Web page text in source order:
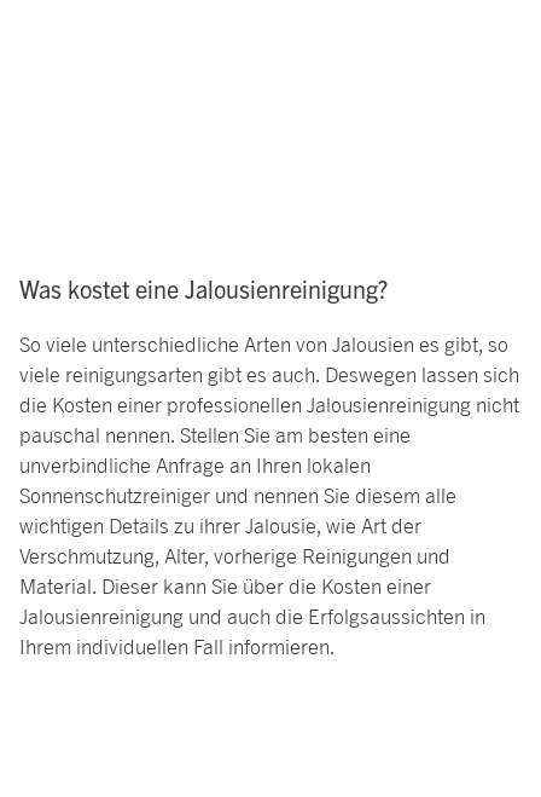
Was kostet eine Jalousienreinigung?
So viele unterschiedliche Arten von Jalousien es gibt, so
viele reinigungsarten gibt es auch. Deswegen lassen sich
die Kosten einer professionellen Jalousienreinigung nicht
pauschal nennen. Stellen Sie am besten eine
unverbindliche Anfrage an Ihren lokalen
Sonnenschutzreiniger und nennen Sie diesem alle
wichtigen Details zu ihrer Jalousie, wie Art der
Verschmutzung, Alter, vorherige Reinigungen und
Material. Dieser kann Sie über die Kosten einer
Jalousienreinigung und auch die Erfolgsaussichten in
Ihrem individuellen Fall informieren.